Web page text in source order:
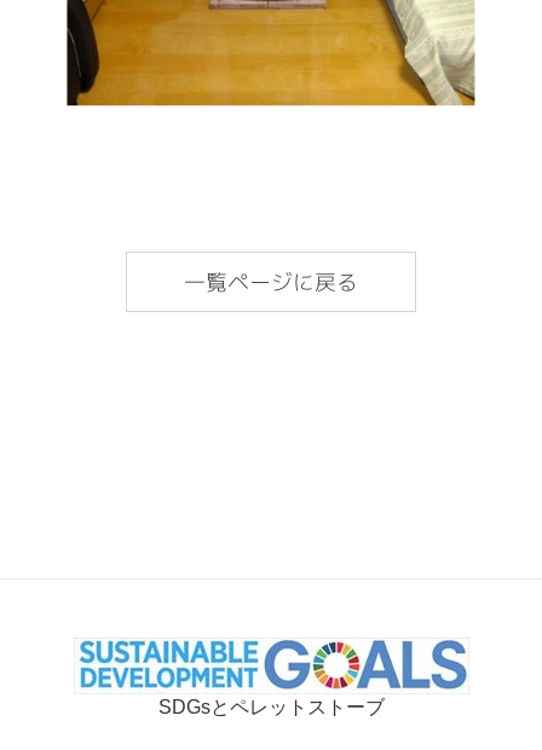
一覧ページに戻る
SDGsとペレットストーブ